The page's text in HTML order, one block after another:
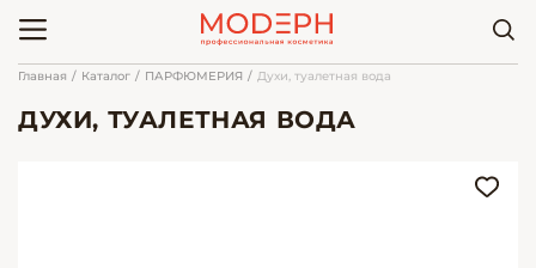
Главная Каталог ПАРФЮМЕРИЯ Духи, туалетная вода
ДУХИ, ТУАЛЕТНАЯ ВОДА